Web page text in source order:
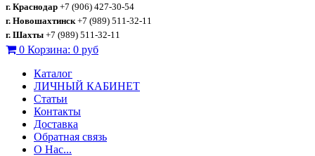
г. Краснодар +7 (906) 427-30-54
г. Новошахтинск +7 (989) 511-32-11
г. Шахты +7 (989) 511-32-11
0 Корзина: 0 руб
Каталог
ЛИЧНЫЙ КАБИНЕТ
Статьи
Контакты
Доставка
Обратная связь
О Нас...